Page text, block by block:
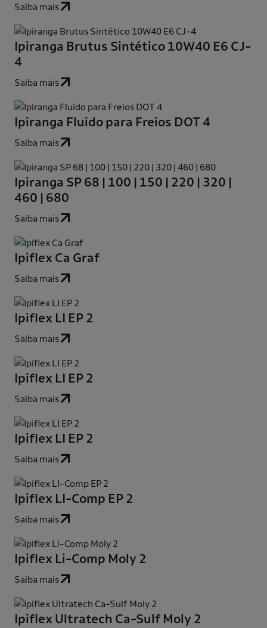
Saiba mais
Ipiranga Brutus Sintético 10W40 E6 CJ-
4
Saiba mais
Ipiranga Fluido para Freios DOT 4
Saiba mais
Ipiranga SP 68 | 100 | 150 | 220 | 320 |
460 | 680
Saiba mais
Ipiflex Ca Graf
Saiba mais
Ipiflex LI EP 2
Saiba mais
Ipiflex LI EP 2
Saiba mais
Ipiflex LI EP 2
Saiba mais
Ipiflex LI-Comp EP 2
Saiba mais
Ipiflex Li-Comp Moly 2
Saiba mais
Ipiflex Ultratech Ca-Sulf Moly 2